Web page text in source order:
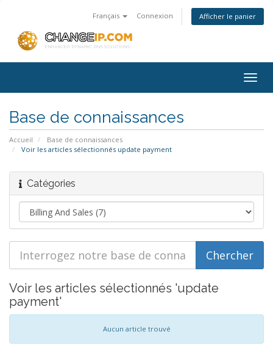
Français Connexion Afficher le panier
Base de connaissances
Accueil
Base de connaissances
Voir les articles sélectionnés update payment
Catégories
Voir les articles sélectionnés 'update
payment'
Aucun article trouvé